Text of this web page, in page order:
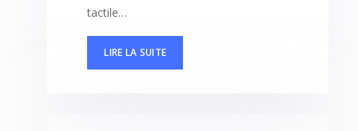
tactile…
LIRE LA SUITE